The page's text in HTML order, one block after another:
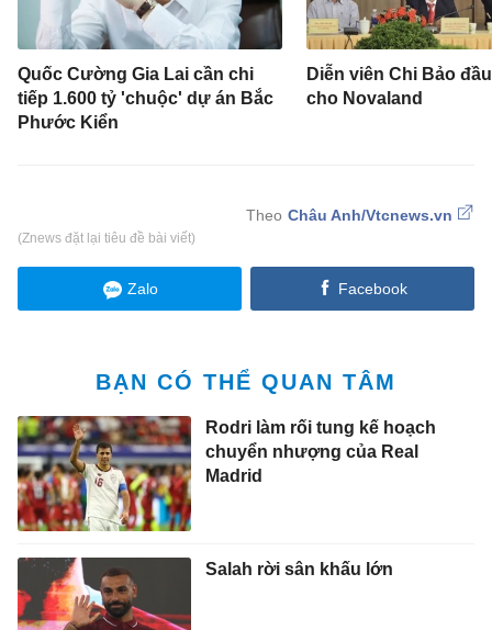
Quốc Cường Gia Lai cần chi
tiếp 1.600 tỷ 'chuộc' dự án Bắc
Phước Kiển
Diễn viên Chi Bảo
cho Novaland
Châu Anh/Vtcnews.vn
(Znews đặt lại tiêu đề bài viết)
Zalo Facebook
BẠN CÓ THỂ QUAN TÂM
Rodri làm rối tung kế hoạch
chuyển nhượng của Real
Madrid
Salah rời sân khấu lớn